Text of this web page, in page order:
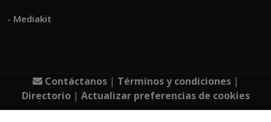
- Mediakit
Contáctanos| Términos y condiciones|
Directorio| Actualizar preferencias de cookies